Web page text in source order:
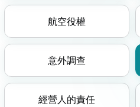
航空役權
意外調查
經營人的責任